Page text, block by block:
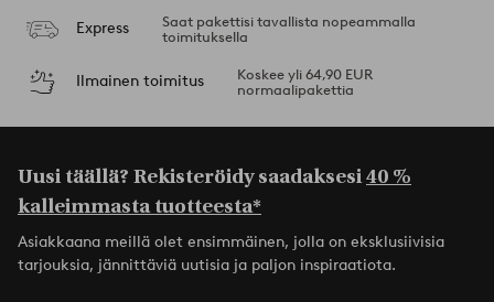
Express
Saat pakettisi tavallista nopeammalla
toimituksella
Ilmainen toimitus
Koskee yli 64,90 EUR
normaalipakettia
Uusi täällä? Rekisteröidy saadaksesi40 %
kalleimmasta tuotteesta*
Asiakkaana meillä olet ensimmäinen, jolla on eksklusiivisia
tarjouksia, jännittäviä uutisia ja paljon inspiraatiota.